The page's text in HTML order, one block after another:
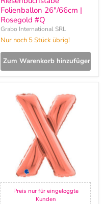
Folienballon 26"/66cm |
Rosegold #Q
Grabo International SRL
Nur noch 5 Stück übrig!
Zum Warenkorb hinzufügen
Riesenbuchstabe
Folienballon
26"/66cm
Rosegold
Preis nur für eingeloggte
Kunden